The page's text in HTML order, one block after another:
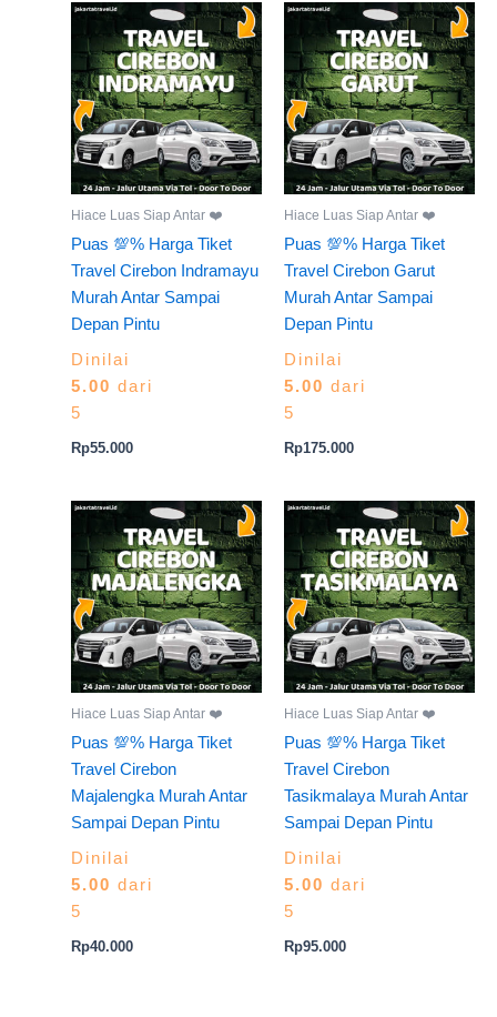
Hiace Luas Siap Antar ❤️
Puas 💯% Harga Tiket
Travel Cirebon Indramayu
Murah Antar Sampai
Depan Pintu
Dinilai
5.00 dari
5
Rp55.000
Hiace Luas Siap Antar ❤️
Puas 💯% Harga Tiket
Travel Cirebon Garut
Murah Antar Sampai
Depan Pintu
Dinilai
5.00 dari
5
Rp175.000
Hiace Luas Siap Antar ❤️
Puas 💯% Harga Tiket
Travel Cirebon
Majalengka Murah Antar
Sampai Depan Pintu
Dinilai
5.00 dari
5
Rp40.000
Hiace Luas Siap Antar ❤️
Puas 💯% Harga Tiket
Travel Cirebon
Tasikmalaya Murah Antar
Sampai Depan Pintu
Dinilai
5.00 dari
5
Rp95.000